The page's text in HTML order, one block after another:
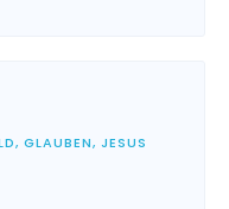
, GLAUBEN, JESUS